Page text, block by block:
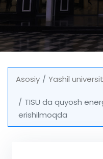
Asosiy Yashil
TISU da quyosh
erishilmoqda